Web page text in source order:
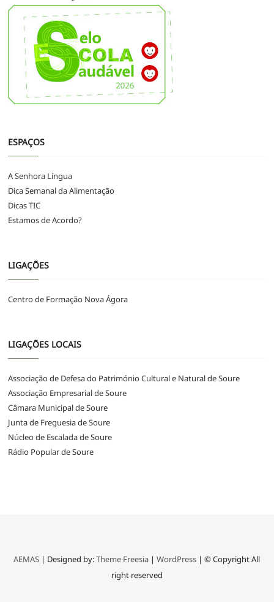
ESPAÇOS
A Senhora Língua
Dica Semanal da Alimentação
Dicas TIC
Estamos de Acordo?
LIGAÇÕES
Centro de Formação Nova Ágora
LIGAÇÕES LOCAIS
Associação de Defesa do Património Cultural e Natural de Soure
Associação Empresarial de Soure
Câmara Municipal de Soure
Junta de Freguesia de Soure
Núcleo de Escalada de Soure
Rádio Popular de Soure
AEMAS | Designed by:Theme Freesia |WordPress | © Copyright All
right reserved